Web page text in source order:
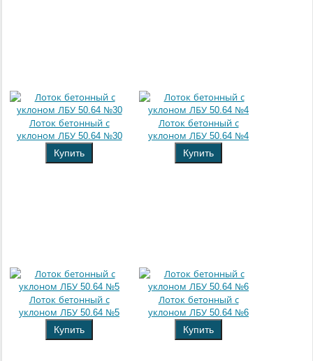
Лоток бетонный с
уклоном ЛБУ 50.64 №30
Купить
Лоток бетонный с
уклоном ЛБУ 50.64 №4
Купить
Лоток бетонный с
уклоном ЛБУ 50.64 №5
Купить
Лоток бетонный с
уклоном ЛБУ 50.64 №6
Купить